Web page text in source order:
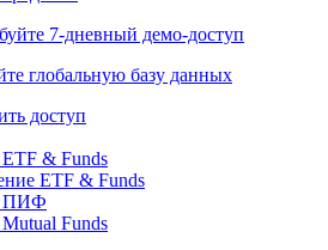
доступ
7-дневный
глобальную базу данных
доступ